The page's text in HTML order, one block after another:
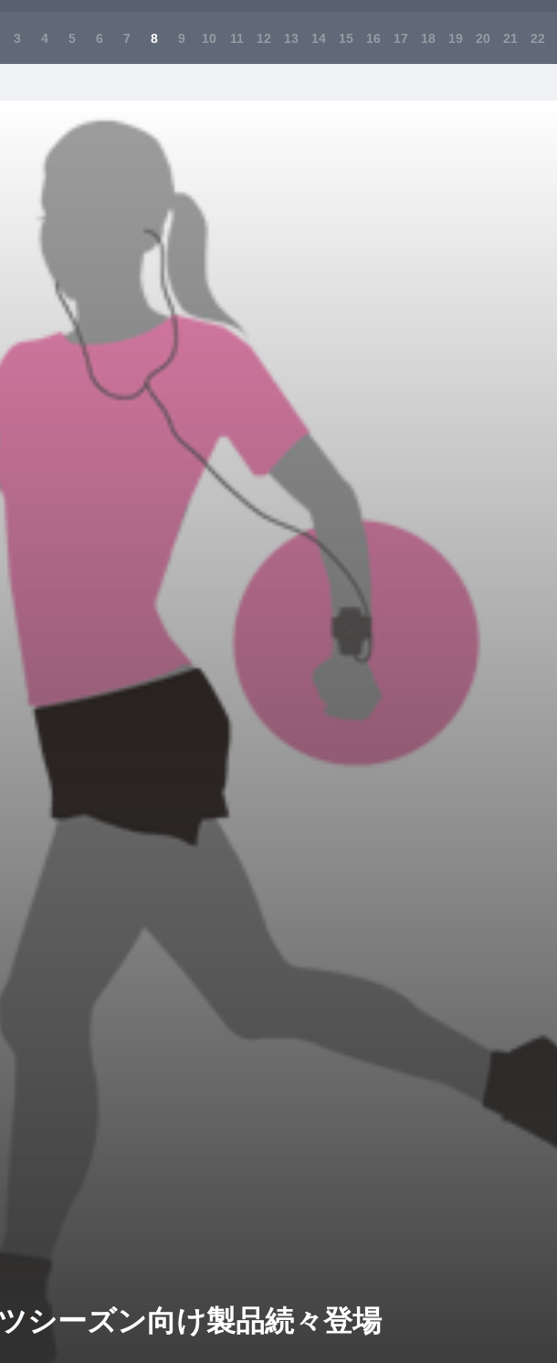
3 4 5 6 7 8 9 10 11 12 13 14 15 16 17 18 19 20 21 22
シーズン向け製品続々登場